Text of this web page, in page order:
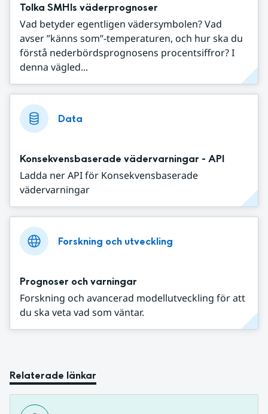
Tolka SMHIs väderprognoser
Vad betyder egentligen vädersymbolen? Vad
avser ”känns som”-temperaturen, och hur ska du
förstå nederbördsprognosens procentsiffror? I
denna vägled...
Data
Konsekvensbaserade vädervarningar - API
Ladda ner API för Konsekvensbaserade
vädervarningar
Forskning och utveckling
Prognoser och varningar
Forskning och avancerad modellutveckling för att
du ska veta vad som väntar.
Relaterade länkar